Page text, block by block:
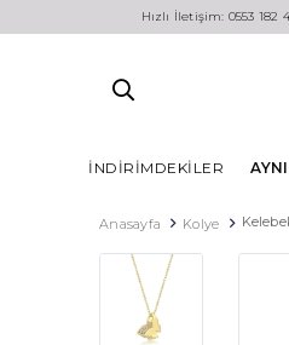
Hızlı İletişim: 0553 182
İNDIRIMDEKILER
Anasayfa Kolye